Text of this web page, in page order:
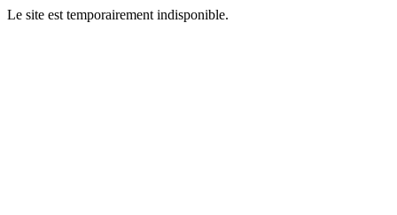
Le site est temporairement indisponible.